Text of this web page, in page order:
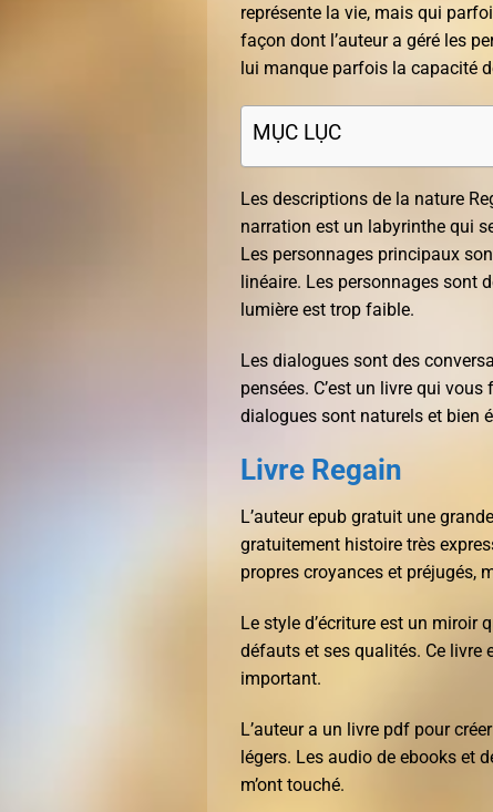
représente la vie, mais qui
façon dont l’auteur a géré les
lui manque parfois la capacité
MỤC LỤC
Les descriptions de la nature
narration est un labyrinthe qui
Les personnages principaux
linéaire. Les personnages sont
lumière est trop faible.
Les dialogues sont des
pensées. C’est un livre qui
dialogues sont naturels et bien
Livre Regain
L’auteur epub gratuit une
gratuitement histoire très
propres croyances et préjugés,
Le style d’écriture est un miroir
défauts et ses qualités. Ce livre
important.
L’auteur a un livre pdf pour
légers. Les audio de ebooks et
m’ont touché.